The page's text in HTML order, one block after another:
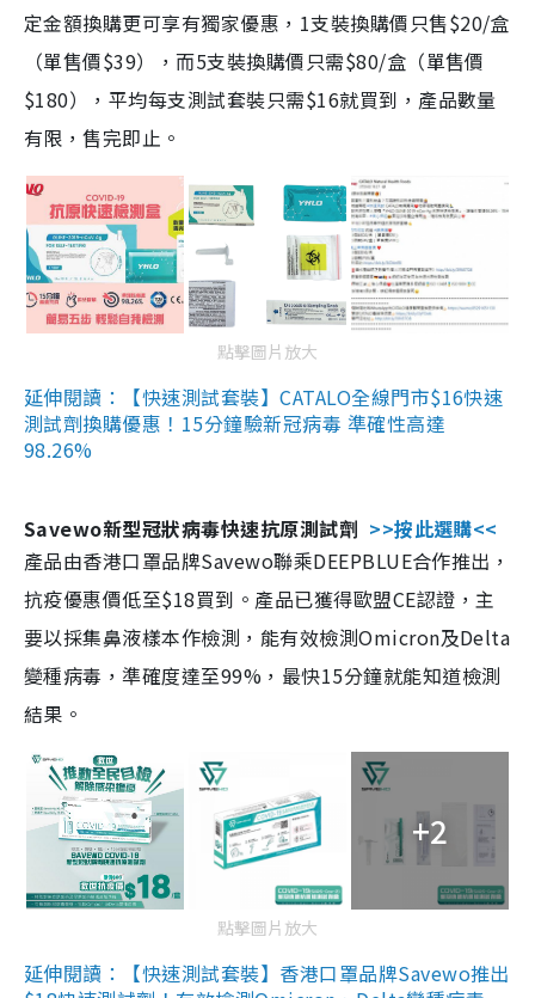
定金額換購更可享有獨家優惠，1支裝換購價只售$20/盒
（單售價$39），而5支裝換購價只需$80/盒（單售價
$180），平均每支測試套裝只需$16就買到，產品數量
有限，售完即止。
點擊圖片放大
延伸閱讀：【快速測試套裝】CATALO全線門市$16快速
測試劑換購優惠！15分鐘驗新冠病毒 準確性高達
98.26%
Savewo新型冠狀病毒快速抗原測試劑 >>按此選購<<
產品由香港口罩品牌Savewo聯乘DEEPBLUE合作推出，
抗疫優惠價低至$18買到。產品已獲得歐盟CE認證，主
要以採集鼻液樣本作檢測，能有效檢測Omicron及Delta
變種病毒，準確度達至99%，最快15分鐘就能知道檢測
結果。
+2
點擊圖片放大
延伸閱讀：【快速測試套裝】香港口罩品牌Savewo推出